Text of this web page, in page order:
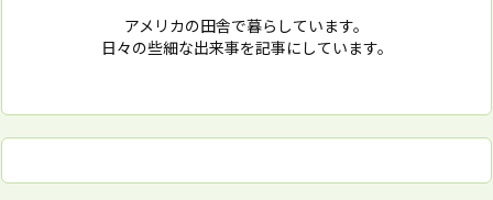
アメリカの田舎で暮らしています。
日々の些細な出来事を記事にしています。